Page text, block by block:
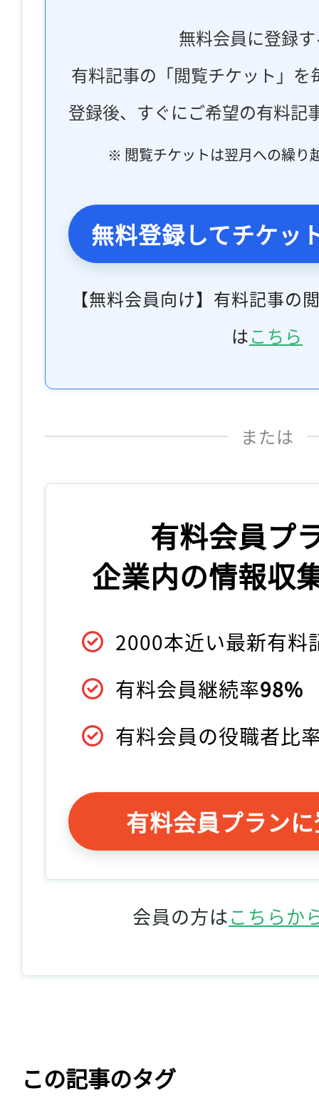
無料会員に登録
有料記事の「閲覧チケット」
登録後、すぐにご希望の有料記
※ 閲覧チケットは翌月への繰り
無料登録してチケッ
【無料会員向け】有料記事の
はこちら
または
有料会員プ
企業内の情報収
2000本近い最新有料
有料会員継続率98%
有料会員の役職者比
有料会員プラン
会員の方はこちらか
この記事のタグ